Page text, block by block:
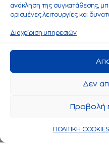
ανάκληση της συγκατάθεσης,
ορισμένες λειτουργίες και
Διαχείριση υπηρεσιών
Δεν
Προβολή
ΠΟΛΙΤΙΚΗ COOKIES